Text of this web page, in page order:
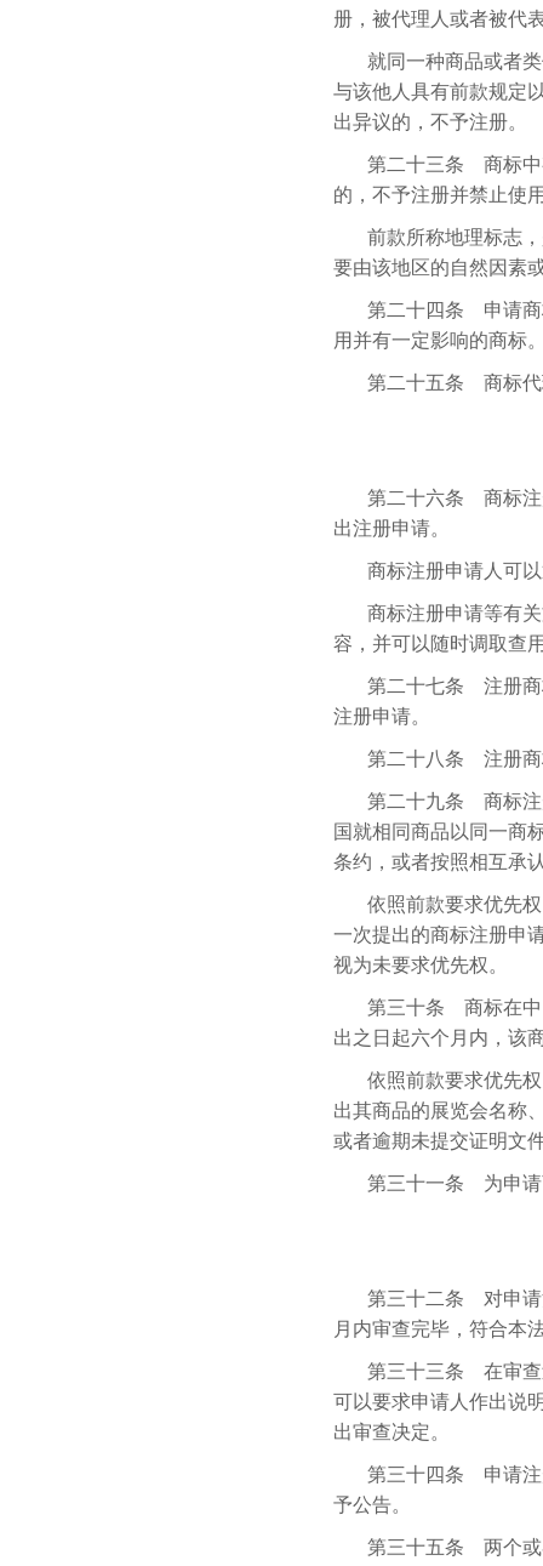
册，被代理人或者被代
就同一种商品或者
与该他人具有前款规定
出异议的，不予注册。
第二十三条 商标中
的，不予注册并禁止使
前款所称地理标志
要由该地区的自然因素
第二十四条 申请商
用并有一定影响的商标
第二十五条 商标代
第二十六条 商标注
出注册申请。
商标注册申请人可
商标注册申请等有
容，并可以随时调取查
第二十七条 注册商
注册申请。
第二十八条 注册商
第二十九条 商标注
国就相同商品以同一商
条约，或者按照相互承
依照前款要求优先
一次提出的商标注册申
视为未要求优先权。
第三十条 商标在中
出之日起六个月内，该
依照前款要求优先
出其商品的展览会名称
或者逾期未提交证明文
第三十一条 为申请
第三十二条 对申请
月内审查完毕，符合本
第三十三条 在审查
可以要求申请人作出说
出审查决定。
第三十四条 申请注
予公告。
第三十五条 两个或